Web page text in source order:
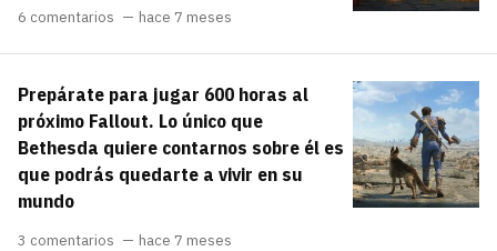
6 comentarios hace 7 meses
Prepárate para jugar 600 horas al
próximo Fallout. Lo único que
Bethesda quiere contarnos sobre él es
que podrás quedarte a vivir en su
mundo
3 comentarios hace 7 meses